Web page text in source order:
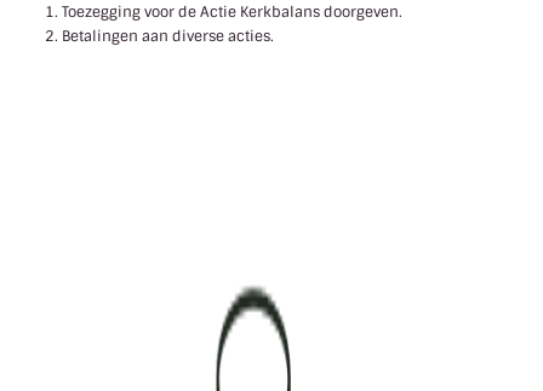
Toezegging voor de Actie Kerkbalans doorgeven.
Betalingen aan diverse acties.